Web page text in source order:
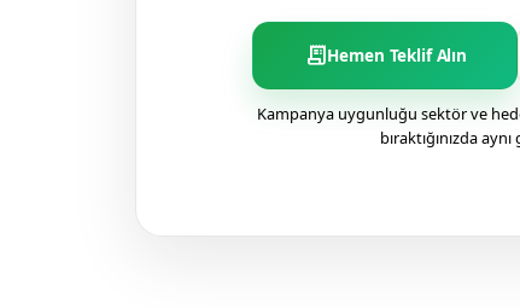
receipt_longHemen Teklif Alın
Kampanya uygunluğu sektör ve
bıraktığınızda